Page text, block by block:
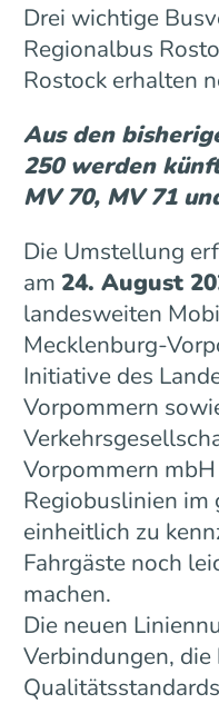
Drei wichtige
Regionalbus
Rostock erhalten
Aus den
250 werden
MV 70, MV 71
Die Umstellung
am 24. August
landesweiten
Mecklenburg-
Initiative des
Vorpommern
Vorpommern
Regiobuslinien im
einheitlich zu
Fahrgäste noch
machen.
Die neuen
Verbindungen, die